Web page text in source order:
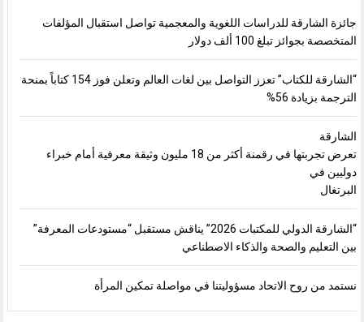
جائزة الشارقة للدراسات اللغوية والمعجمية تواصل استقبال المؤلفات
المتخصصة بجوائز تبلغ 100 ألف دولار
“الشارقة للكتاب” تعزز التواصل بين لغات العالم وتعلن فوز 154 كتاباً بمنحة
الترجمة بزيادة 56%
الشارقة
تعرض تجربتها في رقمنة أكثر من 18 مليون وثيقة معرفية أمام خبراء
دوليين في
البرتغال
“الشارقة الدولي للمكتبات 2026” يناقش مستقبل “مستودعات المعرفة”
بين التعليم والصحة والذكاء الاصطناعي
نستمد من روح الاتحاد مسؤوليتنا في مواصلة تمكين المرأة